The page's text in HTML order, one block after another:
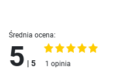
Średnia ocena:
5 | 5 1 opinia